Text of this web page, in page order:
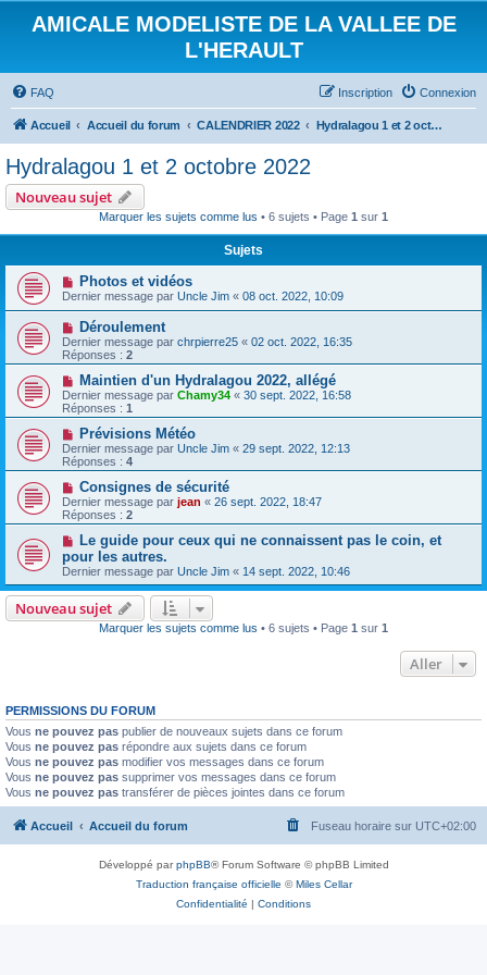
AMICALE MODELISTE DE LA VALLEE DE
L'HERAULT
FAQ Connexion
Inscription
Accueil Accueil du forum CALENDRIER 2022 Hydralagou 1 et 2 octobre 2022
Hydralagou 1 et 2 octobre 2022
Nouveau sujet
Marquer les sujets comme lus • 6 sujets • Page 1 sur 1
Sujets
Photos et vidéos
Dernier message par Uncle Jim « 08 oct. 2022, 10:09
Déroulement
Dernier message par chrpierre25 « 02 oct. 2022, 16:35
Réponses : 2
Maintien d'un Hydralagou 2022, allégé
Dernier message par Chamy34 « 30 sept. 2022, 16:58
Réponses : 1
Prévisions Météo
Dernier message par Uncle Jim « 29 sept. 2022, 12:13
Réponses : 4
Consignes de sécurité
Dernier message par jean « 26 sept. 2022, 18:47
Réponses : 2
Le guide pour ceux qui ne connaissent pas le coin, et
pour les autres.
Dernier message par Uncle Jim « 14 sept. 2022, 10:46
Nouveau sujet
Marquer les sujets comme lus • 6 sujets • Page 1 sur 1
Aller
PERMISSIONS DU FORUM
Vous ne pouvez pas publier de nouveaux sujets dans ce forum
Vous ne pouvez pas répondre aux sujets dans ce forum
Vous ne pouvez pas modifier vos messages dans ce forum
Vous ne pouvez pas supprimer vos messages dans ce forum
Vous ne pouvez pas transférer de pièces jointes dans ce forum
Accueil Accueil du forum Fuseau horaire sur UTC+02:00
Développé parphpBB® Forum Software © phpBB Limited
Traduction française officielle ©Miles Cellar
Confidentialité | Conditions